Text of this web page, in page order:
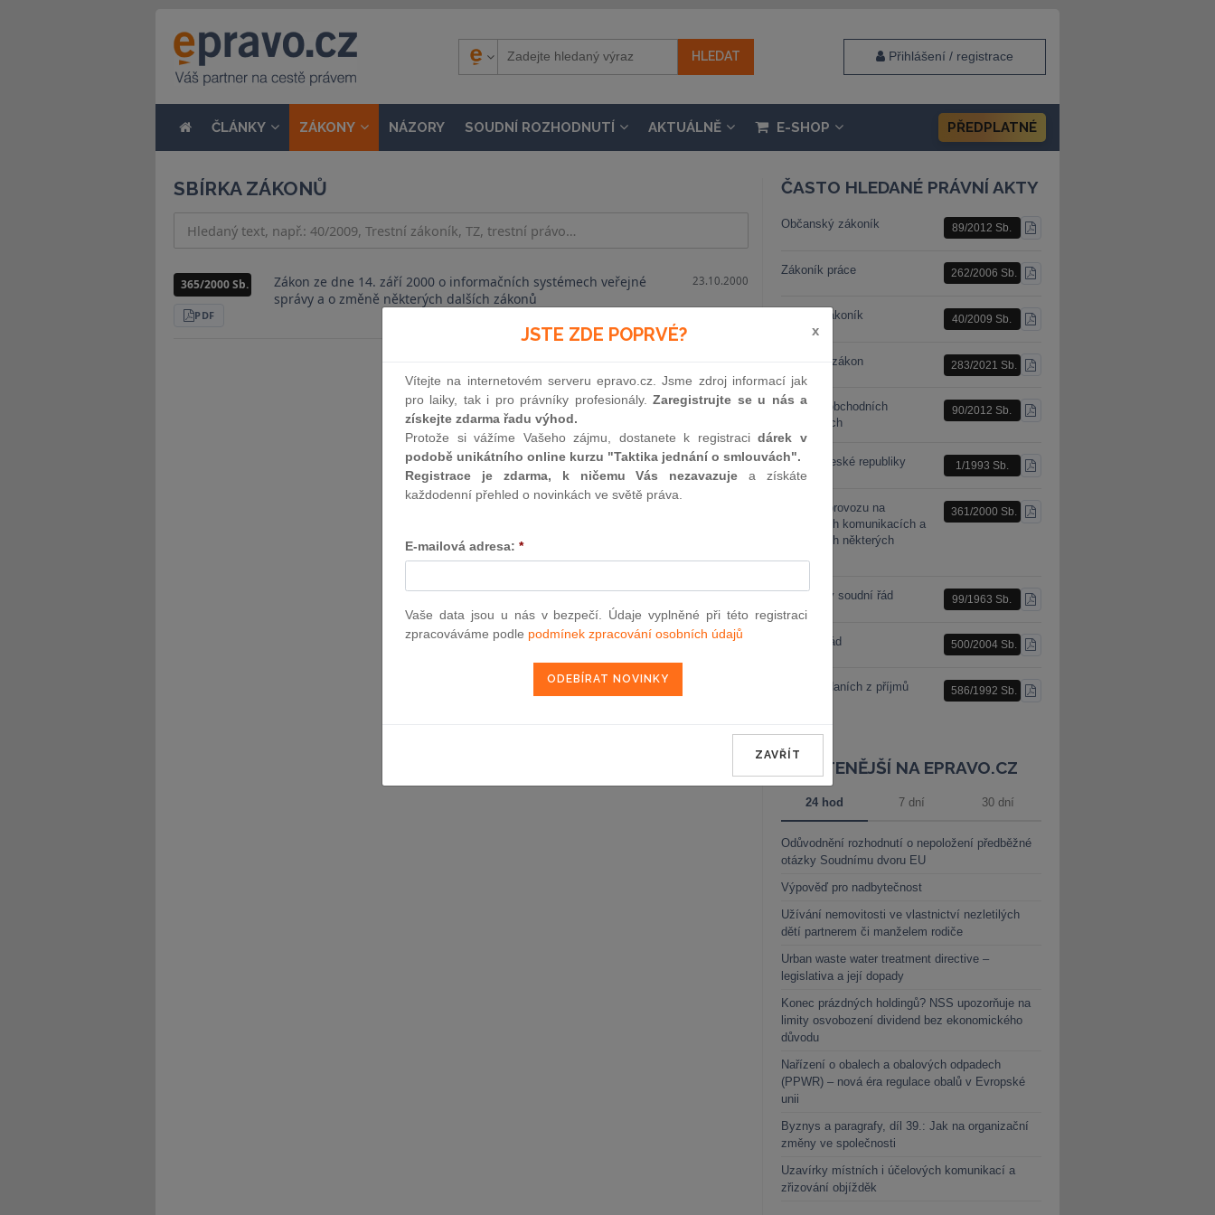
Přihlášení / registrace
ČLÁNKY ZÁKONY NÁZORY SOUDNÍ ROZHODNUTÍ AKTUÁLNĚ E-SHOP PŘEDPLATNÉ
SBÍRKA ZÁKONŮ
365/2000 Sb.
STÁHNOUT
Zákon ze dne 14. září 2000 o informačních systémech veřejné
správy a o změně některých dalších zákonů
23.10.2000
ČASTO HLEDANÉ PRÁVNÍ AKTY
Občanský zákoník 89/2012 Sb.
STÁHNOUT
Zákoník práce 262/2006 Sb.
STÁHNOUT
Trestní zákoník 40/2009 Sb.
STÁHNOUT
Stavební zákon 283/2021 Sb.
STÁHNOUT
Zákon o obchodních
korporacích
90/2012 Sb.
STÁHNOUT
Ústava České republiky 1/1993 Sb.
STÁHNOUT
Zákon o provozu na
pozemních komunikacích a
o změnách některých
361/2000 Sb.
STÁHNOUT
Občanský soudní řád 99/1963 Sb.
STÁHNOUT
Správní řád 500/2004 Sb.
STÁHNOUT
Zákon o daních z příjmů 586/1992 Sb.
STÁHNOUT
NEJČTENĚJŠÍ NA EPRAVO.CZ
24 hod 7 dní 30 dní
Odůvodnění rozhodnutí o nepoložení předběžné
otázky Soudnímu dvoru EU
Výpověď pro nadbytečnost
Užívání nemovitosti ve vlastnictví nezletilých
dětí partnerem či manželem rodiče
Urban waste water treatment directive –
legislativa a její dopady
Konec prázdných holdingů? NSS upozorňuje na
limity osvobození dividend bez ekonomického
důvodu
Nařízení o obalech a obalových odpadech
(PPWR) – nová éra regulace obalů v Evropské
unii
Byznys a paragrafy, díl 39.: Jak na organizační
změny ve společnosti
Uzavírky místních i účelových komunikací a
zřizování objížděk
JSTE ZDE POPRVÉ? x
Vítejte na internetovém serveru epravo.cz. Jsme zdroj informací jak
pro laiky, tak i pro právníky profesionály.Zaregistrujte se u nás a
získejte zdarma řadu výhod.
Protože si vážíme Vašeho zájmu, dostanete k registracidárek v
podobě unikátního online kurzu "Taktika jednání o smlouvách".
Registrace je zdarma, k ničemu Vás nezavazuje a získáte
každodenní přehled o novinkách ve světě práva.
E-mailová adresa: *
Vaše data jsou u nás v bezpečí. Údaje vyplněné při této registraci
zpracováváme podle podmínek zpracování osobních údajů
ZAVŘÍT